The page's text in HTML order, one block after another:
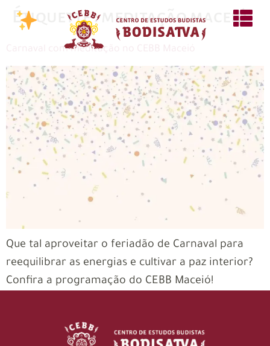
Étiquette : meditação maceió
Carnaval com meditação no CEBB Maceió
Que tal aproveitar o feriadão de Carnaval para
reequilibrar as energias e cultivar a paz interior?
Confira a programação do CEBB Maceió!